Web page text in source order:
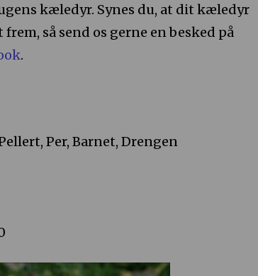
kæledyr. Synes du, at dit kæledyr
så send os gerne en besked på
.
Per, Barnet, Drengen